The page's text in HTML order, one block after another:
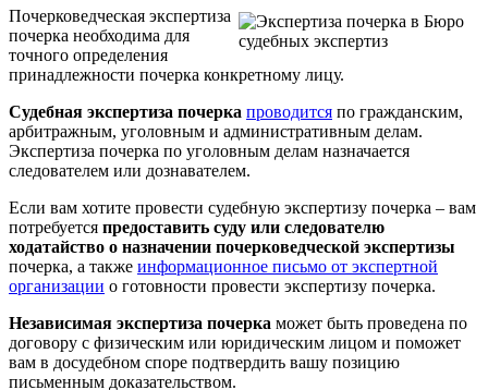
Почерковедческая экспертиза
почерка необходима для
точного определения
принадлежности почерка конкретному лицу.
Судебная экспертиза почерка проводится по гражданским,
арбитражным, уголовным и административным делам.
Экспертиза почерка по уголовным делам назначается
следователем или дознавателем.
Если вам хотите провести судебную экспертизу почерка – вам
потребуется предоставить суду или следователю
ходатайство о назначении почерковедческой экспертизы
почерка, а также информационное письмо от экспертной
организации о готовности провести экспертизу почерка.
Независимая экспертиза почерка может быть проведена по
договору с физическим или юридическим лицом и поможет
вам в досудебном споре подтвердить вашу позицию
письменным доказательством.